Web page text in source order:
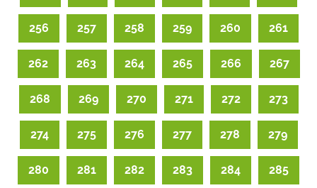
256 257 258 259 260 261
262 263 264 265 266 267
268 269 270 271 272 273
274 275 276 277 278 279
280 281 282 283 284 285